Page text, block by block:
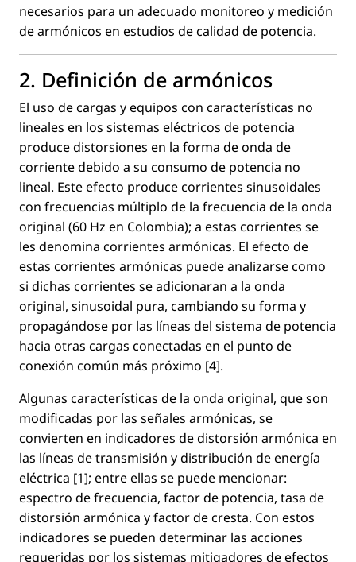
necesarios para un adecuado monitoreo y medición
de armónicos en estudios de calidad de potencia.
2. Deﬁnición de armónicos
El uso de cargas y equipos con características no
lineales en los sistemas eléctricos de potencia
produce distorsiones en la forma de onda de
corriente debido a su consumo de potencia no
lineal. Este efecto produce corrientes sinusoidales
con frecuencias múltiplo de la frecuencia de la onda
original (60 Hz en Colombia); a estas corrientes se
les denomina corrientes armónicas. El efecto de
estas corrientes armónicas puede analizarse como
si dichas corrientes se adicionaran a la onda
original, sinusoidal pura, cambiando su forma y
propagándose por las líneas del sistema de potencia
hacia otras cargas conectadas en el punto de
conexión común más próximo [4].
Algunas características de la onda original, que son
modiﬁcadas por las señales armónicas, se
convierten en indicadores de distorsión armónica en
las líneas de transmisión y distribución de energía
eléctrica [1]; entre ellas se puede mencionar:
espectro de frecuencia, factor de potencia, tasa de
distorsión armónica y factor de cresta. Con estos
indicadores se pueden determinar las acciones
requeridas por los sistemas mitigadores de efectos